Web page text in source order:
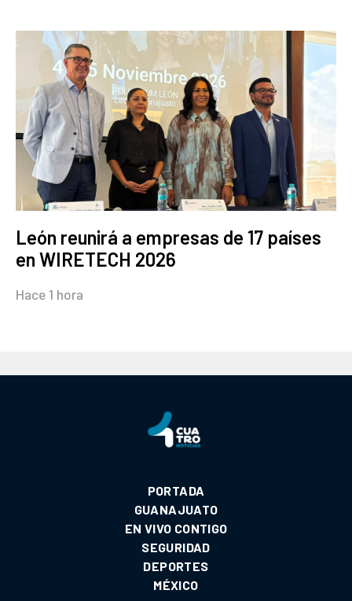
León reunirá a empresas de 17 países
en WIRETECH 2026
Hace 1 hora
PORTADA
GUANAJUATO
EN VIVO CONTIGO
SEGURIDAD
DEPORTES
MÉXICO